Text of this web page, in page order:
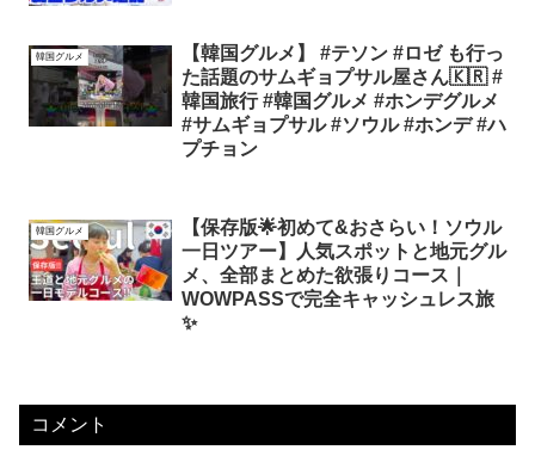
韓国グルメ
【韓国グルメ】 #テソン #ロゼ も行っ
た話題のサムギョプサル屋さん🇰🇷 #
韓国旅行 #韓国グルメ #ホンデグルメ
#サムギョプサル #ソウル #ホンデ #ハ
プチョン
韓国グルメ
【保存版🌟初めて&おさらい！ソウル
一日ツアー】人気スポットと地元グル
メ、全部まとめた欲張りコース｜
WOWPASSで完全キャッシュレス旅
✨
コメント